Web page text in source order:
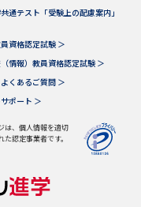
通テスト「受験上の配慮案内」
資格認定試験 ＞
情報）教員資格認定試験 ＞
くあるご質問 ＞
ポート ＞
は、個人情報を適切
認定事業者です。